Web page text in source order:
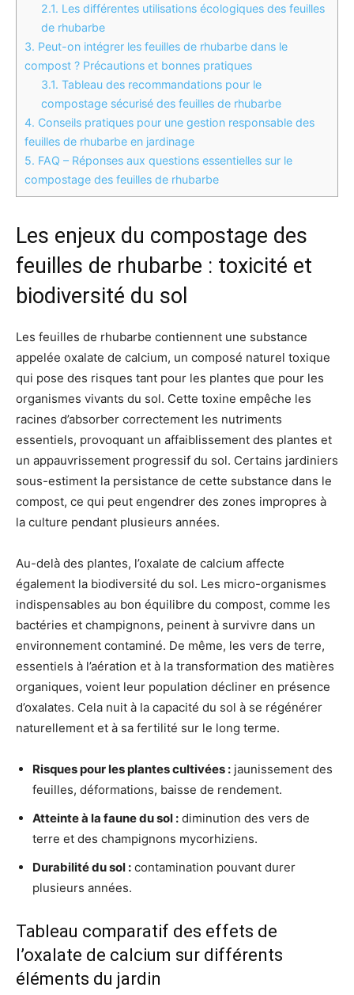
2.1. Les différentes utilisations écologiques des feuilles
de rhubarbe
3. Peut-on intégrer les feuilles de rhubarbe dans le
compost ? Précautions et bonnes pratiques
3.1. Tableau des recommandations pour le
compostage sécurisé des feuilles de rhubarbe
4. Conseils pratiques pour une gestion responsable des
feuilles de rhubarbe en jardinage
5. FAQ – Réponses aux questions essentielles sur le
compostage des feuilles de rhubarbe
Les enjeux du compostage des
feuilles de rhubarbe : toxicité et
biodiversité du sol
Les feuilles de rhubarbe contiennent une substance
appelée oxalate de calcium, un composé naturel toxique
qui pose des risques tant pour les plantes que pour les
organismes vivants du sol. Cette toxine empêche les
racines d’absorber correctement les nutriments
essentiels, provoquant un affaiblissement des plantes et
un appauvrissement progressif du sol. Certains jardiniers
sous-estiment la persistance de cette substance dans le
compost, ce qui peut engendrer des zones impropres à
la culture pendant plusieurs années.
Au-delà des plantes, l’oxalate de calcium affecte
également la biodiversité du sol. Les micro-organismes
indispensables au bon équilibre du compost, comme les
bactéries et champignons, peinent à survivre dans un
environnement contaminé. De même, les vers de terre,
essentiels à l’aération et à la transformation des matières
organiques, voient leur population décliner en présence
d’oxalates. Cela nuit à la capacité du sol à se régénérer
naturellement et à sa fertilité sur le long terme.
Risques pour les plantes cultivées : jaunissement des
feuilles, déformations, baisse de rendement.
Atteinte à la faune du sol : diminution des vers de
terre et des champignons mycorhiziens.
Durabilité du sol : contamination pouvant durer
plusieurs années.
Tableau comparatif des effets de
l’oxalate de calcium sur différents
éléments du jardin